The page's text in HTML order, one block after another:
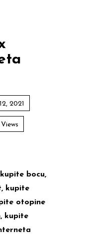
2021
bocu,
kupite
otopine
kupite